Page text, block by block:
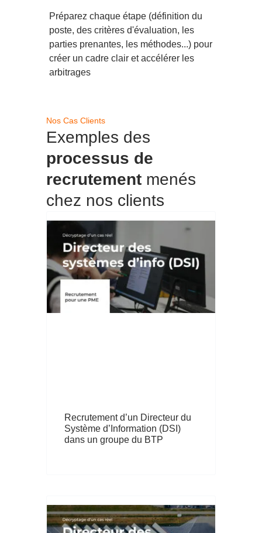
Préparez chaque étape (définition du
poste, des critères d'évaluation, les
parties prenantes, les méthodes...) pour
créer un cadre clair et accélérer les
arbitrages
Nos Cas Clients
Exemples des
processus de
recrutement menés
chez nos clients
Recrutement d’un Directeur du
Système d’Information (DSI)
dans un groupe du BTP